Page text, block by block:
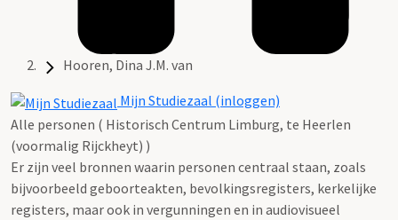
Hooren, Dina J.M. van
Mijn Studiezaal (inloggen)
Alle personen ( Historisch Centrum Limburg, te Heerlen
(voormalig Rijckheyt) )
Er zijn veel bronnen waarin personen centraal staan, zoals
bijvoorbeeld geboorteakten, bevolkingsregisters, kerkelijke
registers, maar ook in vergunningen en in audiovisueel